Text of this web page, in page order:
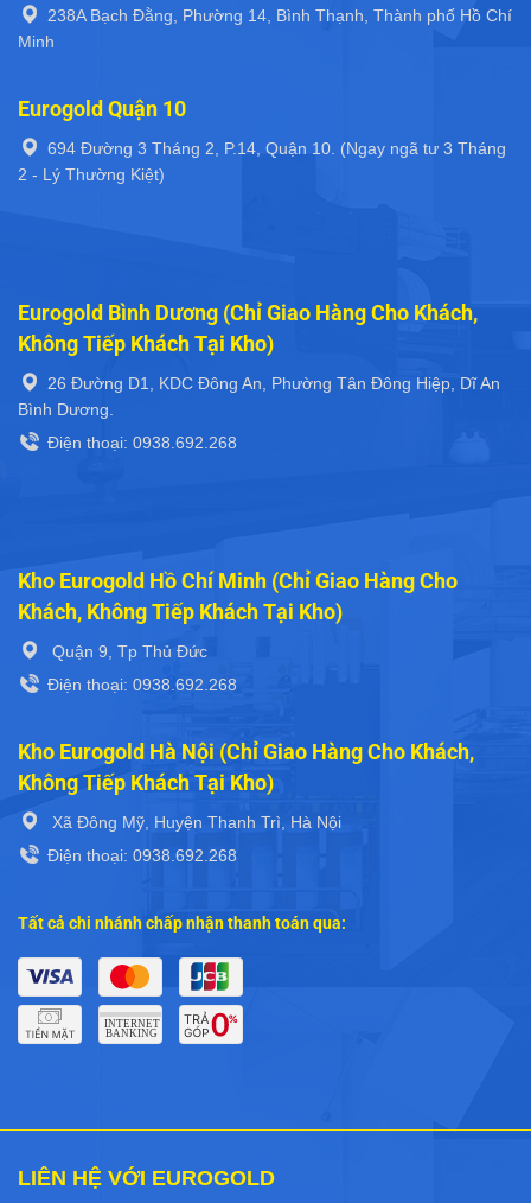
238A Bạch Đằng, Phường 14, Bình Thạnh, Thành phố Hồ Chí
Minh
Eurogold Quận 10
694 Đường 3 Tháng 2, P.14, Quận 10. (Ngay ngã tư 3 Tháng
2 - Lý Thường Kiệt)
Eurogold Bình Dương (Chỉ Giao Hàng Cho Khách,
Không Tiếp Khách Tại Kho)
26 Đường D1, KDC Đông An, Phường Tân Đông Hiệp, Dĩ An
Bình Dương.
Điện thoại: 0938.692.268
Kho Eurogold Hồ Chí Minh (Chỉ Giao Hàng Cho
Khách, Không Tiếp Khách Tại Kho)
Quận 9, Tp Thủ Đức
Điện thoại: 0938.692.268
Kho Eurogold Hà Nội (Chỉ Giao Hàng Cho Khách,
Không Tiếp Khách Tại Kho)
Xã Đông Mỹ, Huyện Thanh Trì, Hà Nội
Điện thoại: 0938.692.268
Tất cả chi nhánh chấp nhận thanh toán qua:
LIÊN HỆ VỚI EUROGOLD